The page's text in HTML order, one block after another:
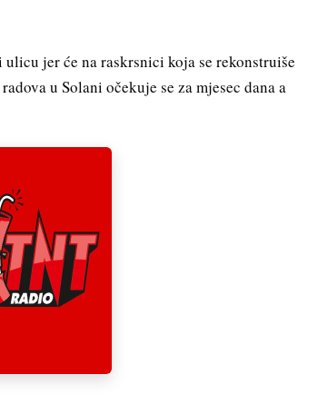
jer će na raskrsnici koja se rekonstruiše
u Solani očekuje se za mjesec dana a